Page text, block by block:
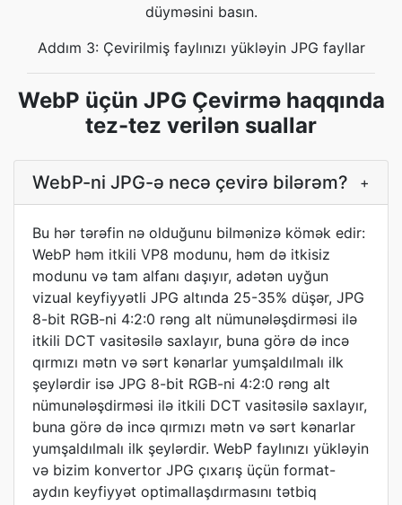
düyməsini basın.
Addım 3: Çevirilmiş faylınızı yükləyin JPG fayllar
WebP üçün JPG Çevirmə haqqında
tez-tez verilən suallar
WebP-ni JPG-ə necə çevirə bilərəm? +
Bu hər tərəfin nə olduğunu bilmənizə kömək edir:
WebP həm itkili VP8 modunu, həm də itkisiz
modunu və tam alfanı daşıyır, adətən uyğun
vizual keyfiyyətli JPG altında 25-35% düşər, JPG
8-bit RGB-ni 4:2:0 rəng alt nümunələşdirməsi ilə
itkili DCT vasitəsilə saxlayır, buna görə də incə
qırmızı mətn və sərt kənarlar yumşaldılmalı ilk
şeylərdir isə JPG 8-bit RGB-ni 4:2:0 rəng alt
nümunələşdirməsi ilə itkili DCT vasitəsilə saxlayır,
buna görə də incə qırmızı mətn və sərt kənarlar
yumşaldılmalı ilk şeylərdir. WebP faylınızı yükləyin
və bizim konvertor JPG çıxarış üçün format-
aydın keyfiyyət optimallaşdırmasını tətbiq